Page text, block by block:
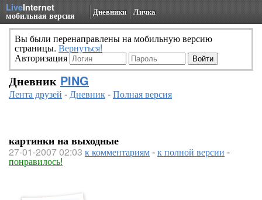
LiveInternet
мобильная версия Дневники Личка
Вы были перенаправлены на мобильную версию
страницы. Вернуться!
Авторизация
Дневник PING
Лента друзей -Дневник-Полная версия
картинки на выходные
27-01-2007 02:03 к комментариям-к полной версии -
понравилось!